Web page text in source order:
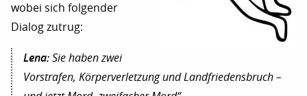
wobei sich folgender
Dialog zutrug:
Lena: Sie haben zwei
Vorstrafen, Körperverletzung und Landfriedensbruch –